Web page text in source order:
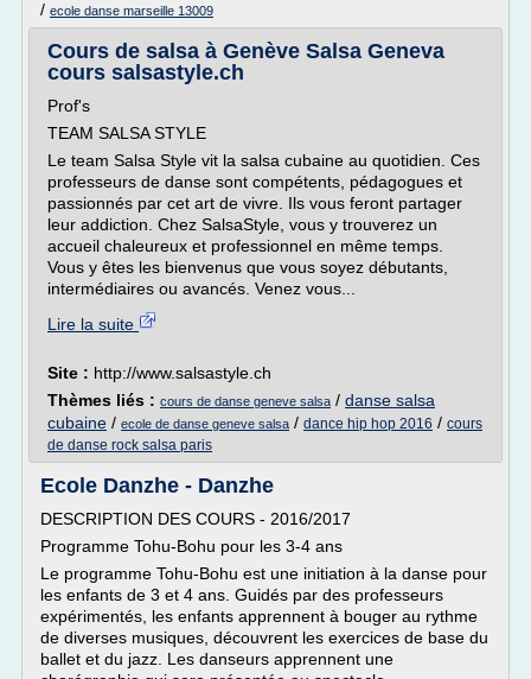
/ ecole danse marseille 13009
Cours de salsa à Genève Salsa Geneva
cours salsastyle.ch
Prof's
TEAM SALSA STYLE
Le team Salsa Style vit la salsa cubaine au quotidien. Ces
professeurs de danse sont compétents, pédagogues et
passionnés par cet art de vivre. Ils vous feront partager
leur addiction. Chez SalsaStyle, vous y trouverez un
accueil chaleureux et professionnel en même temps.
Vous y êtes les bienvenus que vous soyez débutants,
intermédiaires ou avancés. Venez vous...
Lire la suite
Site : http://www.salsastyle.ch
Thèmes liés : cours de danse geneve salsa / danse salsa
cubaine / ecole de danse geneve salsa / dance hip hop 2016 / cours
de danse rock salsa paris
Ecole Danzhe - Danzhe
DESCRIPTION DES COURS - 2016/2017
Programme Tohu-Bohu pour les 3-4 ans
Le programme Tohu-Bohu est une initiation à la danse pour
les enfants de 3 et 4 ans. Guidés par des professeurs
expérimentés, les enfants apprennent à bouger au rythme
de diverses musiques, découvrent les exercices de base du
ballet et du jazz. Les danseurs apprennent une